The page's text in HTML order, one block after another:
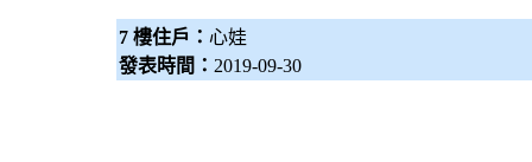
7 樓住戶： 心娃
發表時間： 2019-09-30